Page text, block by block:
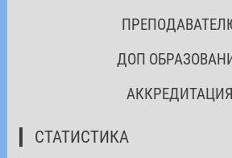
ДОП
АККРЕДИТАЦИЯ
СТАТИСТИКА